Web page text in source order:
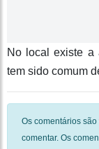
No local existe a
tem sido comum
Os comentários
comentar. Os